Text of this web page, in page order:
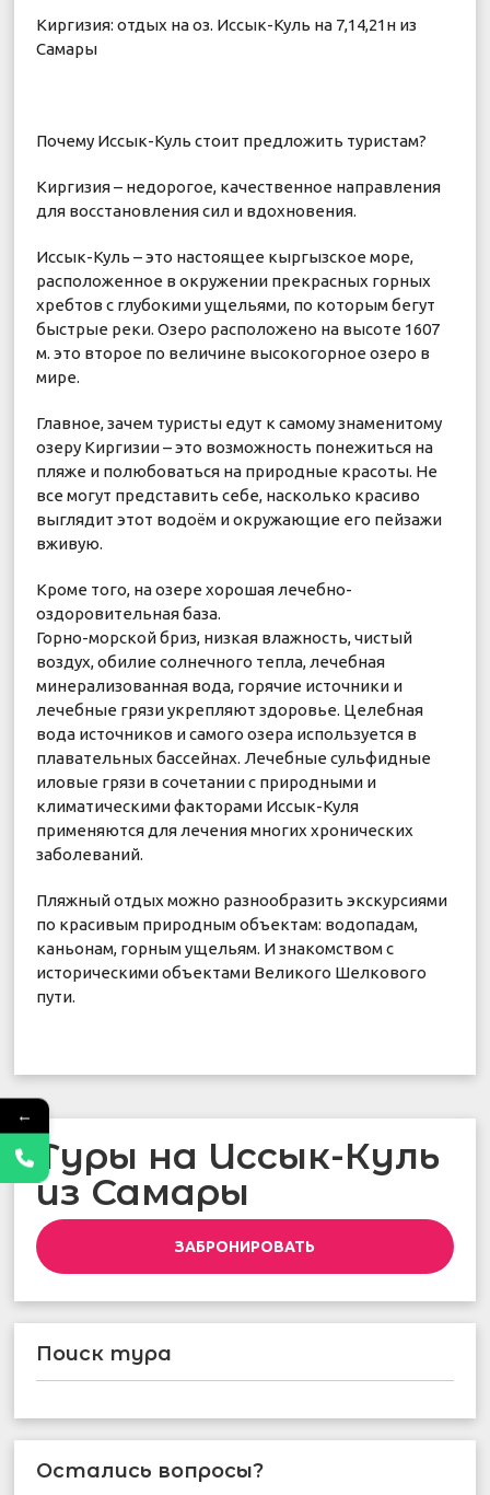
Киргизия: отдых на оз. Иссык-Куль на 7,14,21н из
Самары
Почему Иссык-Куль стоит предложить туристам?
Киргизия – недорогое, качественное направления
для восстановления сил и вдохновения.
Иссык-Куль – это настоящее кыргызское море,
расположенное в окружении прекрасных горных
хребтов с глубокими ущельями, по которым бегут
быстрые реки. Озеро расположено на высоте 1607
м. это второе по величине высокогорное озеро в
мире.
Главное, зачем туристы едут к самому знаменитому
озеру Киргизии – это возможность понежиться на
пляже и полюбоваться на природные красоты. Не
все могут представить себе, насколько красиво
выглядит этот водоём и окружающие его пейзажи
вживую.
Кроме того, на озере хорошая лечебно-
оздоровительная база.
Горно-морской бриз, низкая влажность, чистый
воздух, обилие солнечного тепла, лечебная
минерализованная вода, горячие источники и
лечебные грязи укрепляют здоровье. Целебная
вода источников и самого озера используется в
плавательных бассейнах. Лечебные сульфидные
иловые грязи в сочетании с природными и
климатическими факторами Иссык-Куля
применяются для лечения многих хронических
заболеваний.
Пляжный отдых можно разнообразить экскурсиями
по красивым природным объектам: водопадам,
каньонам, горным ущельям. И знакомством с
историческими объектами Великого Шелкового
пути.
Туры на Иссык-Куль
из Самары
ЗАБРОНИРОВАТЬ
Поиск тура
Остались вопросы?
←